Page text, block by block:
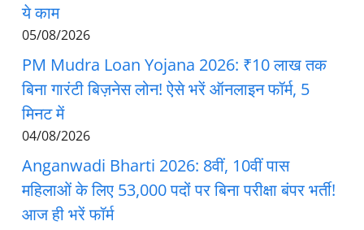
ये काम
05/08/2026
PM Mudra Loan Yojana 2026: ₹10 लाख तक
बिना गारंटी बिज़नेस लोन! ऐसे भरें ऑनलाइन फॉर्म, 5
मिनट में
04/08/2026
Anganwadi Bharti 2026: 8वीं, 10वीं पास
महिलाओं के लिए 53,000 पदों पर बिना परीक्षा बंपर भर्ती!
आज ही भरें फॉर्म